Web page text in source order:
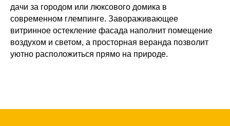
дачи за городом или люксового домика в
современном глемпинге. Завораживающее
витринное остекление фасада наполнит помещение
воздухом и светом, а просторная веранда позволит
уютно расположиться прямо на природе.